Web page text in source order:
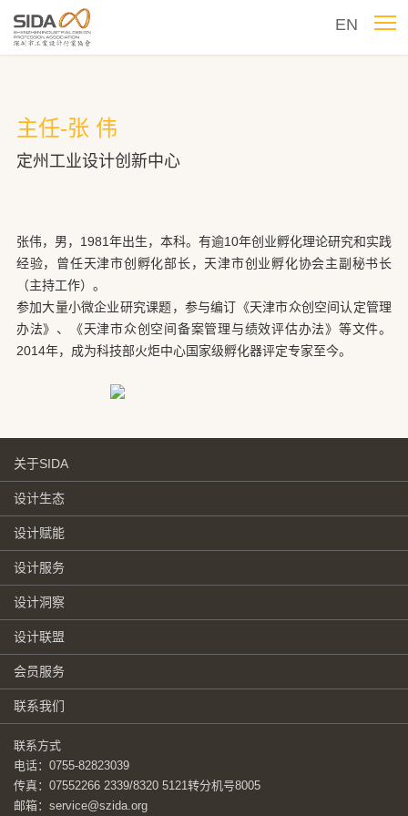
EN
主任-张 伟
定州工业设计创新中心
张伟，男，1981年出生，本科。有逾10年创业孵化理论研究和实践
经验，曾任天津市创孵化部长，天津市创业孵化协会主副秘书长
（主持工作）。
参加大量小微企业研究课题，参与编订《天津市众创空间认定管理
办法》、《天津市众创空间备案管理与绩效评估办法》等文件。
2014年，成为科技部火炬中心国家级孵化器评定专家至今。
关于SIDA
设计生态
设计赋能
设计服务
设计洞察
设计联盟
会员服务
联系我们
联系方式
电话：0755-82823039
传真：07552266 2339/8320 5121转分机号8005
邮箱：service@szida.org